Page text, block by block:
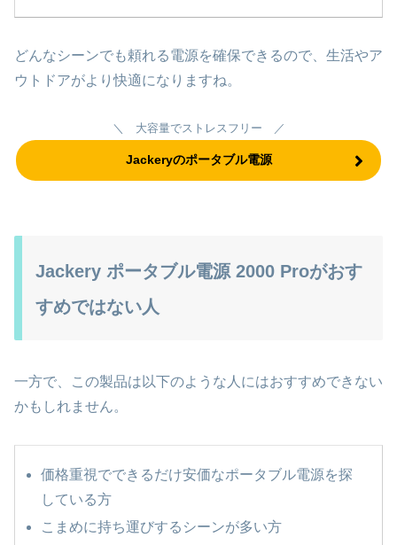
どんなシーンでも頼れる電源を確保できるので、生活やア
ウトドアがより快適になりますね。
＼ 大容量でストレスフリー ／
Jackeryのポータブル電源
Jackery ポータブル電源 2000 Proがおす
すめではない人
一方で、この製品は以下のような人にはおすすめできない
かもしれません。
価格重視でできるだけ安価なポータブル電源を探
している方
こまめに持ち運びするシーンが多い方